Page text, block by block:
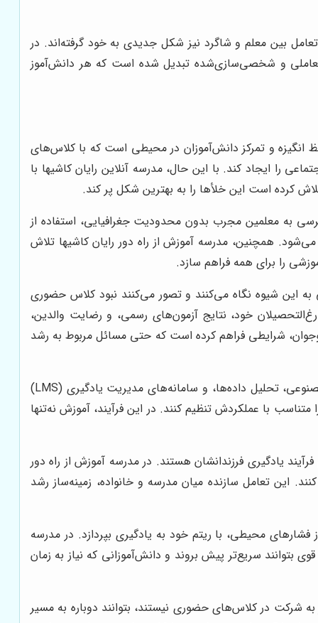
بین معلم و شاگرد نیز شکل جدیدی به خود گرفته‌اند. در
تعاملی و شخصی‌سازی‌شده تبدیل شده است که هر دانش‌آموز
انگیزه و تمرکز دانش‌آموزان در محیطی است که با کلاس‌های
ایجاد کند. با این حال، مدرسه آنلاین رایان کاشیها با
کرده است این خلأها را به بهترین شکل پر کند.
به معلمین مجرب بدون محدودیت جغرافیایی، استفاده از
همچنین، مدرسه آموزش از راه دور رایان کاشیها تلاش
را برای همه فراهم سازد.
به این شیوه نگاه می‌کنند و تصور می‌کنند نبود کلاس حضوری
خود، نتایج آزمون‌های رسمی، و رضایت والدین،
شرایطی فراهم کرده است که حتی مسائل مربوط به رشد
را در مدرسه آنلاین رایان کاشیها برجسته می‌سازد، بهره‌گیری از تکنولوژی‌های نوین مانند هوش مصنوعی، تحلیل داده‌ها، و سامانه‌های مدیریت یادگیری (LMS)
با عملکردش تنظیم کنند. در این فرآیند، آموزش نه‌تنها
یادگیری فرزندانشان هستند. در مدرسه آموزش از راه دور
این تعامل سازنده میان مدرسه و خانواده، زمینه‌ساز رشد
محیطی، با ریتم خود به یادگیری بپردازد. در مدرسه
بتوانند سریع‌تر پیش بروند و دانش‌آموزانی که نیاز به زمان
شرکت در کلاس‌های حضوری نیستند، بتوانند دوباره به مسیر